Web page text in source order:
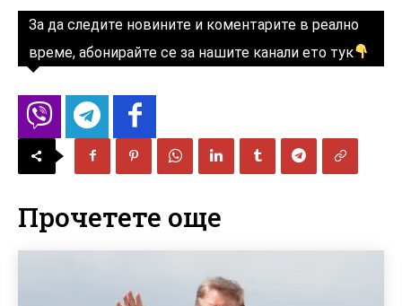
За да следите новините и коментарите в реално
време, абонирайте се за нашите канали ето тук
Прочетете още